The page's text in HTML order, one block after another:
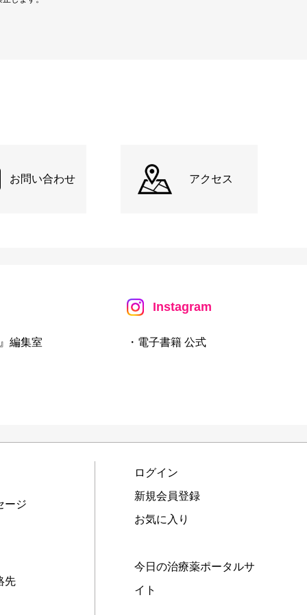
お問い合わせ アクセス
編集室
Instagram
・電子書籍 公式
ージ
先
ログイン
新規会員登録
お気に入り
今日の治療薬ポータルサ
イト